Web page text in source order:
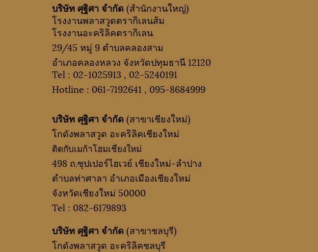
บริษัท ศุฐิศา จำกัด (สำนักงานใหญ่)
โรงงานพลาสวูดตรากิเลนส้ม
โรงงานอะคริลิคตรากิเลน
29/45 หมู่ 9 ตำบลคลองสาม
อำเภอคลองหลวง จังหวัดปทุมธานี 12120
Tel : 02-1025913 , 02-5240191
Hotline : 061-7192641 , 095-8684999
บริษัท ศุฐิศา จำกัด (สาขาเชียงใหม่)
โกดังพลาสวูด อะคริลิคเชียงใหม่
ติดกับเมก้าโฮมเชียงใหม่
498 ถ.ซุปเปอร์ไฮเวย์ เชียงใหม่-ลำปาง
ตำบลท่าศาลา อำเภอเมืองเชียงใหม่
จังหวัดเชียงใหม่ 50000
Tel : 082-6179893
บริษัท ศุฐิศา จำกัด (สาขาชลบุรี)
โกดังพลาสวูด อะคริลิคชลบุรี